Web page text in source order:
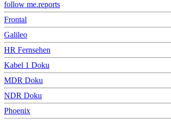
follow me.reports
Frontal
Galileo
HR Fernsehen
Kabel 1 Doku
MDR Doku
NDR Doku
Phoenix